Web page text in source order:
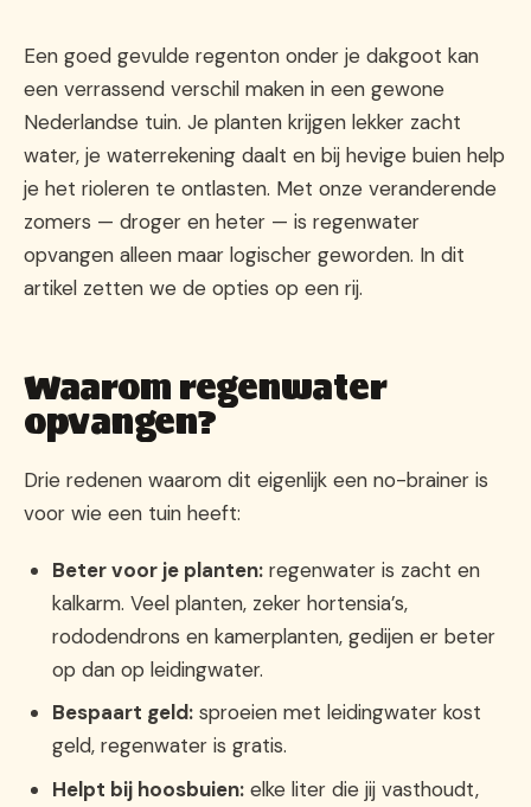
Een goed gevulde regenton onder je dakgoot kan
een verrassend verschil maken in een gewone
Nederlandse tuin. Je planten krijgen lekker zacht
water, je waterrekening daalt en bij hevige buien help
je het rioleren te ontlasten. Met onze veranderende
zomers — droger en heter — is regenwater
opvangen alleen maar logischer geworden. In dit
artikel zetten we de opties op een rij.
Waarom regenwater
opvangen?
Drie redenen waarom dit eigenlijk een no-brainer is
voor wie een tuin heeft:
Beter voor je planten:regenwater is zacht en
kalkarm. Veel planten, zeker hortensia’s,
rododendrons en kamerplanten, gedijen er beter
op dan op leidingwater.
Bespaart geld:sproeien met leidingwater kost
geld, regenwater is gratis.
Helpt bij hoosbuien:elke liter die jij vasthoudt,